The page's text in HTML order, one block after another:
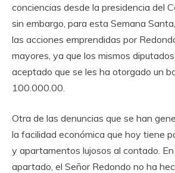
conciencias desde la presidencia del
sin embargo, para esta Semana
las acciones emprendidas por
mayores, ya que los mismos
aceptado que se les ha otorgado un
100.000.00.
Otra de las denuncias que se han
la facilidad económica que hoy tiene
y apartamentos lujosos al contado.
apartado, el Señor Redondo no ha